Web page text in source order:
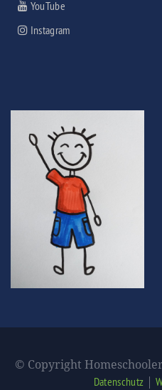
YouTube
Instagram
© Copyright
Datenschutz |